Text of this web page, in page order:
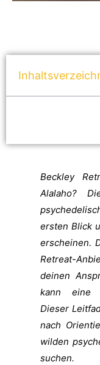
Beckley
Alalaho?
ersten Blick
erscheinen.
Retreat-
deinen
kann eine
Dieser
nach
wilden
suchen.